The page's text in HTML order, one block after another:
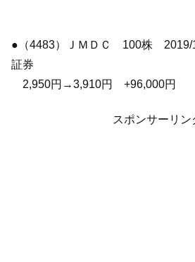
●（4483）ＪＭＤＣ 100株 2019/
証券
2,950円→3,910円 +96,000円
スポンサーリン